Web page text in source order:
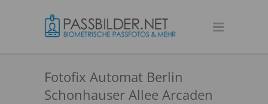
Fotofix Automat Berlin
Schonhauser Allee Arcaden